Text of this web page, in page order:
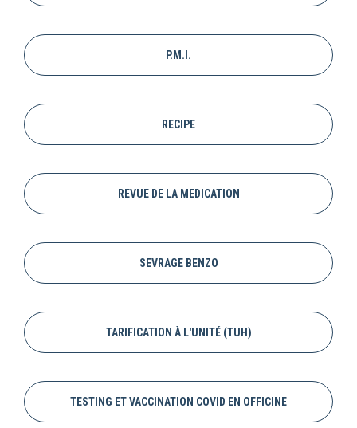
P.M.I.
RECIPE
REVUE DE LA MEDICATION
SEVRAGE BENZO
TARIFICATION À L'UNITÉ (TUH)
TESTING ET VACCINATION COVID EN OFFICINE